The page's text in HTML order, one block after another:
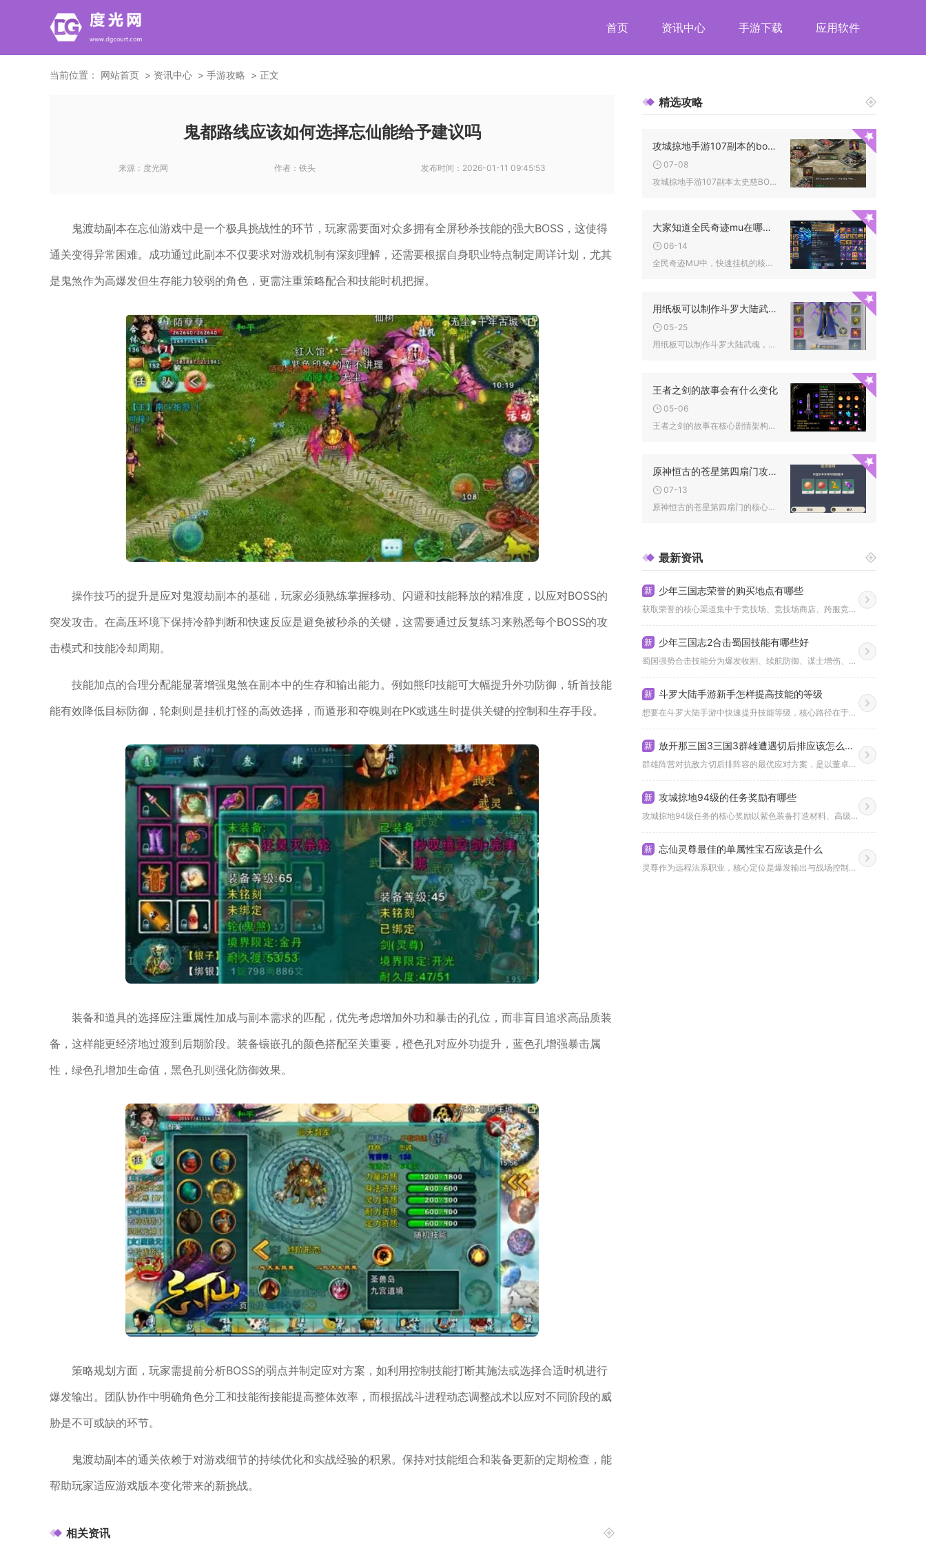
首页 资讯中心 手游下载 应用软件
当前位置： 网站首页 资讯中心 手游攻略 正文
鬼都路线应该如何选择忘仙能给予建议吗
来源： 度光网 作者： 铁头 发布时间： 2026-01-11 09:45:53
鬼渡劫副本在忘仙游戏中是一个极具挑战性的环节，玩家需要面对众多拥有全屏秒杀技能的强大BOSS，这使得
通关变得异常困难。成功通过此副本不仅要求对游戏机制有深刻理解，还需要根据自身职业特点制定周详计划，尤其
是鬼煞作为高爆发但生存能力较弱的角色，更需注重策略配合和技能时机把握。
操作技巧的提升是应对鬼渡劫副本的基础，玩家必须熟练掌握移动、闪避和技能释放的精准度，以应对BOSS的
突发攻击。在高压环境下保持冷静判断和快速反应是避免被秒杀的关键，这需要通过反复练习来熟悉每个BOSS的攻
击模式和技能冷却周期。
技能加点的合理分配能显著增强鬼煞在副本中的生存和输出能力。例如熊印技能可大幅提升外功防御，斩首技能
能有效降低目标防御，轮刺则是挂机打怪的高效选择，而遁形和夺魄则在PK或逃生时提供关键的控制和生存手段。
装备和道具的选择应注重属性加成与副本需求的匹配，优先考虑增加外功和暴击的孔位，而非盲目追求高品质装
备，这样能更经济地过渡到后期阶段。装备镶嵌孔的颜色搭配至关重要，橙色孔对应外功提升，蓝色孔增强暴击属
性，绿色孔增加生命值，黑色孔则强化防御效果。
策略规划方面，玩家需提前分析BOSS的弱点并制定应对方案，如利用控制技能打断其施法或选择合适时机进行
爆发输出。团队协作中明确角色分工和技能衔接能提高整体效率，而根据战斗进程动态调整战术以应对不同阶段的威
胁是不可或缺的环节。
鬼渡劫副本的通关依赖于对游戏细节的持续优化和实战经验的积累。保持对技能组合和装备更新的定期检查，能
帮助玩家适应游戏版本变化带来的新挑战。
相关资讯
精选攻略
攻城掠地手游107副本的boss如何击败
07-08
攻城掠地手游107副本太史慈BOSS稳定通关的核心方式为平原...
大家知道全民奇迹mu在哪里有快速挂机的地方吗
06-14
全民奇迹MU中，快速挂机的核心地点集中在冰风谷三层、亚特兰蒂...
用纸板可以制作斗罗大陆武魂吗
05-25
用纸板可以制作斗罗大陆武魂，而且通过手工切割、塑形与上色的组...
王者之剑的故事会有什么变化
05-06
王者之剑的故事在核心剧情架构与玩法体验上做出了颠覆性调整，不...
原神恒古的苍星第四扇门攻略有何挑战
07-13
原神恒古的苍星第四扇门的核心挑战在于星象碎片的逆向装配、星引...
最新资讯
新 少年三国志荣誉的购买地点有哪些
获取荣誉的核心渠道集中于竞技场、竞技场商店、跨服竞技玩法及日...
新 少年三国志2合击蜀国技能有哪些好
蜀国强势合击技能分为爆发收割、续航防御、谋士增伤、平民过渡四...
新 斗罗大陆手游新手怎样提高技能的等级
想要在斗罗大陆手游中快速提升技能等级，核心路径在于精准匹配“...
新 放开那三国3三国3群雄遭遇切后排应该怎么应对
群雄阵营对抗敌方切后排阵容的最优应对方案，是以董卓为核心前排...
新 攻城掠地94级的任务奖励有哪些
攻城掠地94级任务的核心奖励以紫色装备打造材料、高级资源箱、...
新 忘仙灵尊最佳的单属性宝石应该是什么
灵尊作为远程法系职业，核心定位是爆发输出与战场控制，冰属性宝...